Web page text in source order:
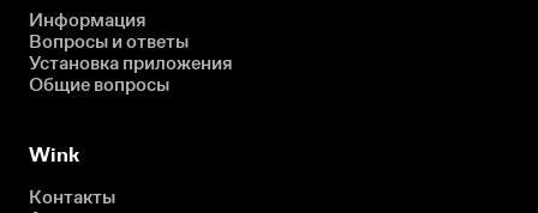
Информация
Вопросы и ответы
Установка приложения
Общие вопросы
Wink
Контакты